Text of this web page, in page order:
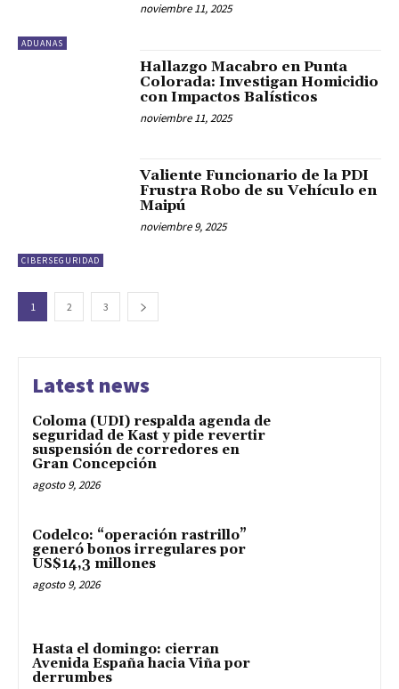
ADUANAS
noviembre 11, 2025
Hallazgo Macabro en Punta
Colorada: Investigan Homicidio
con Impactos Balísticos
noviembre 11, 2025
CIBERSEGURIDAD
Valiente Funcionario de la PDI
Frustra Robo de su Vehículo en
Maipú
noviembre 9, 2025
1 2 3
Latest news
Coloma (UDI) respalda agenda de
seguridad de Kast y pide revertir
suspensión de corredores en
Gran Concepción
agosto 9, 2026
Codelco: “operación rastrillo”
generó bonos irregulares por
US$14,3 millones
agosto 9, 2026
Hasta el domingo: cierran
Avenida España hacia Viña por
derrumbes